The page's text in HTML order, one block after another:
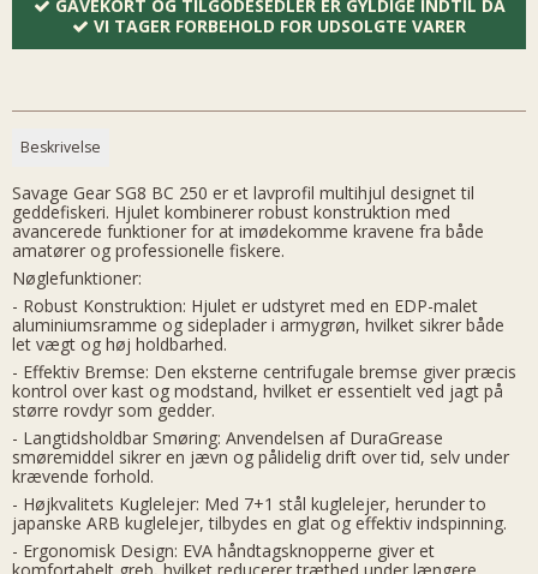
GAVEKORT OG TILGODESEDLER ER GYLDIGE INDTIL DA
VI TAGER FORBEHOLD FOR UDSOLGTE VARER
Beskrivelse
Savage Gear SG8 BC 250 er et lavprofil multihjul designet til
geddefiskeri. Hjulet kombinerer robust konstruktion med
avancerede funktioner for at imødekomme kravene fra både
amatører og professionelle fiskere.
Nøglefunktioner:
- Robust Konstruktion: Hjulet er udstyret med en EDP-malet
aluminiumsramme og sideplader i armygrøn, hvilket sikrer både
let vægt og høj holdbarhed.
- Effektiv Bremse: Den eksterne centrifugale bremse giver præcis
kontrol over kast og modstand, hvilket er essentielt ved jagt på
større rovdyr som gedder.
- Langtidsholdbar Smøring: Anvendelsen af DuraGrease
smøremiddel sikrer en jævn og pålidelig drift over tid, selv under
krævende forhold.
- Højkvalitets Kuglelejer: Med 7+1 stål kuglelejer, herunder to
japanske ARB kuglelejer, tilbydes en glat og effektiv indspinning.
- Ergonomisk Design: EVA håndtagsknopperne giver et